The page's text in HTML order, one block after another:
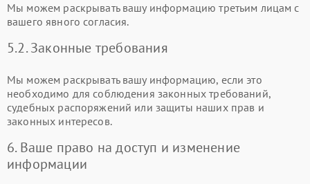
Мы можем раскрывать вашу информацию третьим лицам с
вашего явного согласия.
5.2. Законные требования
Мы можем раскрывать вашу информацию, если это
необходимо для соблюдения законных требований,
судебных распоряжений или защиты наших прав и
законных интересов.
6. Ваше право на доступ и изменение
информации